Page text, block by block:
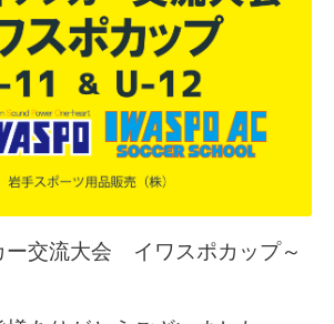
ー交流大会 イワスポカップ～